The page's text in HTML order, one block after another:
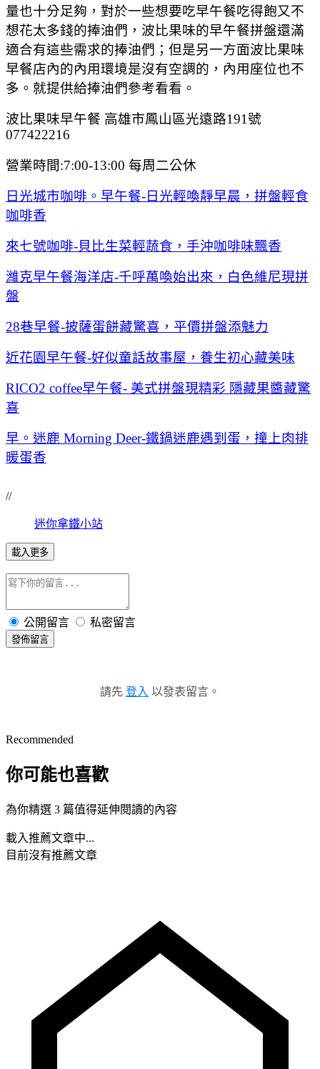
量也十分足夠，對於一些想要吃早午餐吃得飽又不
想花太多錢的捧油們，波比果味的早午餐拼盤還滿
適合有這些需求的捧油們；但是另一方面波比果味
早餐店內的內用環境是沒有空調的，內用座位也不
多。就提供給捧油們參考看看。
波比果味早午餐 高雄市鳳山區光遠路191號
077422216
營業時間:7:00-13:00 每周二公休
日光城市咖啡。早午餐-日光輕喚靜早晨，拼盤輕食
咖啡香
來七號咖啡-貝比生菜輕蔬食，手沖咖啡味飄香
濰克早午餐海洋店-千呼萬喚始出來，白色維尼現拼
盤
28巷早餐-披薩蛋餅藏驚喜，平價拼盤添魅力
近花園早午餐-好似童話故事屋，養生初心藏美味
RICO2 coffee早午餐- 美式拼盤現精彩 隱藏果醬藏驚
喜
早。迷鹿 Morning Deer-鐵鍋迷鹿遇到蛋，撞上肉排
暖蛋香
//
迷你拿鐵小站
載入更多
公開留言 私密留言
發佈留言
請先 登入 以發表留言。
Recommended
你可能也喜歡
為你精選 3 篇值得延伸閱讀的內容
載入推薦文章中...
目前沒有推薦文章